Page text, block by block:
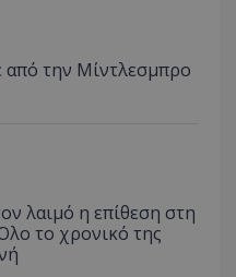
την Μίντλεσμπρο
λαιμό η επίθεση στη
το χρονικό της